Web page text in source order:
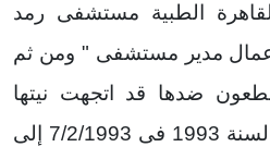
الطبية مستشفى رمد
مدير مستشفى " ومن ثم
ضدها قد اتجهت نيتها
بإصدارها القرار رقم 70 لسنة 1993 فى 7/2/1993 إلى